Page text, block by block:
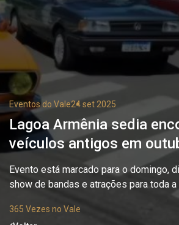
Eventos do Vale24 set 2025
Lagoa Armênia sedia
veículos antigos em
Evento está marcado para o domingo,
show de bandas e atrações para toda
365 Vezes no Vale